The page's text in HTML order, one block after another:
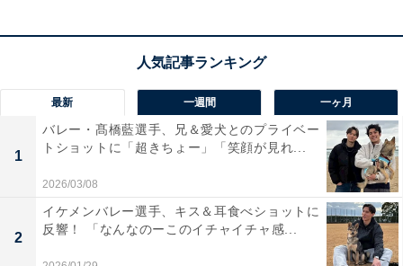
最新 一週間 一ヶ月
1
バレー・髙橋藍選手、兄＆愛犬とのプライベー
トショットに「超きちょー」「笑顔が見れ...
2026/03/08
2
イケメンバレー選手、キス＆耳食べショットに
反響！ 「なんなのーこのイチャイチャ感...